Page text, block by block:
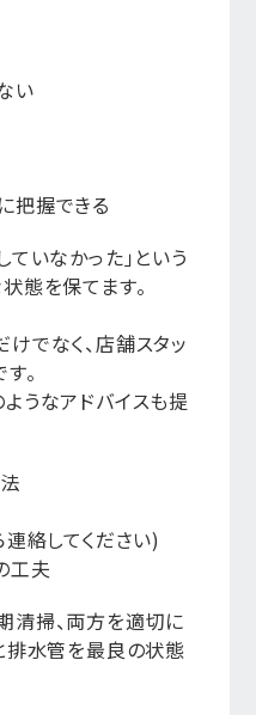
い
把握できる
いなかった」という
態を保てます。
でなく、店舗スタッ
。
うなアドバイスも提
絡してください)
工夫
清掃、両方を適切に
排水管を最良の状態